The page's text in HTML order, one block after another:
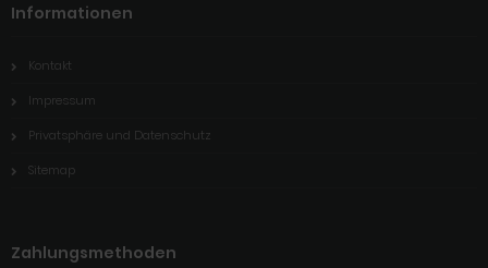
Informationen
Kontakt
Impressum
Privatsphäre und Datenschutz
Sitemap
Zahlungsmethoden